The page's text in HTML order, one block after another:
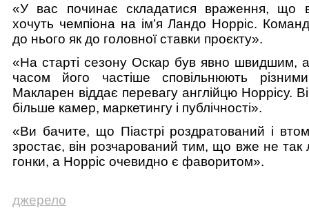
«У вас починає складатися враження, що
хочуть чемпіона на ім’я Ландо Норріс.
до нього як до головної ставки проєкту».
«На старті сезону Оскар був явно швидшим,
часом його частіше сповільнюють
Макларен віддає перевагу англійцю Норрісу.
більше камер, маркетингу і публічності».
«Ви бачите, що Піастрі роздратований і
зростає, він розчарований тим, що вже не так
гонки, а Норріс очевидно є фаворитом».
джерело